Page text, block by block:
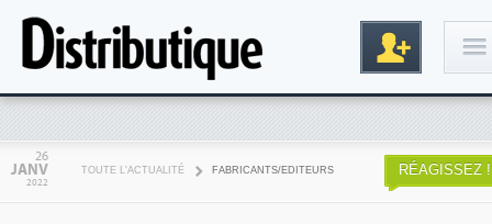
26
JANV
2022
TOUTE L'ACTUALITÉ FABRICANTS/EDITEURS RÉAGISSEZ !